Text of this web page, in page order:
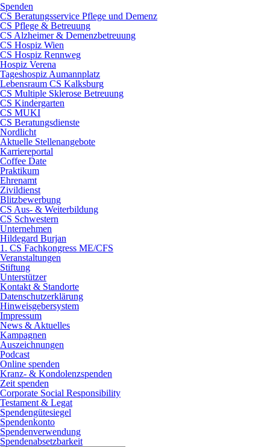
Spenden
CS Beratungsservice Pflege und Demenz
CS Pflege & Betreuung
CS Alzheimer & Demenzbetreuung
CS Hospiz Wien
CS Hospiz Rennweg
Hospiz Verena
Tageshospiz Aumannplatz
Lebensraum CS Kalksburg
CS Multiple Sklerose Betreuung
CS Kindergarten
CS MUKI
CS Beratungsdienste
Nordlicht
Aktuelle Stellenangebote
Karriereportal
Coffee Date
Praktikum
Ehrenamt
Zivildienst
Blitzbewerbung
CS Aus- & Weiterbildung
CS Schwestern
Unternehmen
Hildegard Burjan
1. CS Fachkongress ME/CFS
Veranstaltungen
Stiftung
Unterstützer
Kontakt & Standorte
Datenschutzerklärung
Hinweisgebersystem
Impressum
News & Aktuelles
Kampagnen
Auszeichnungen
Podcast
Online spenden
Kranz- & Kondolenzspenden
Zeit spenden
Corporate Social Responsibility
Testament & Legat
Spendengütesiegel
Spendenkonto
Spendenverwendung
Spendenabsetzbarkeit